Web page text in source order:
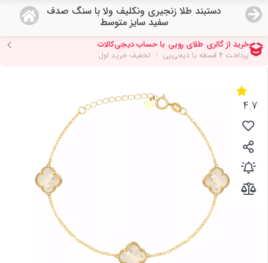
دستبند طلا زنجیری ونکلیف ولا با سنگ صدف
سفید سایز متوسط
منو
صفحه اصلی
دسته بندی محصولات
نمایندگی ها
مجله روبی
درباره ما
اعطای نمایندگی
4.7